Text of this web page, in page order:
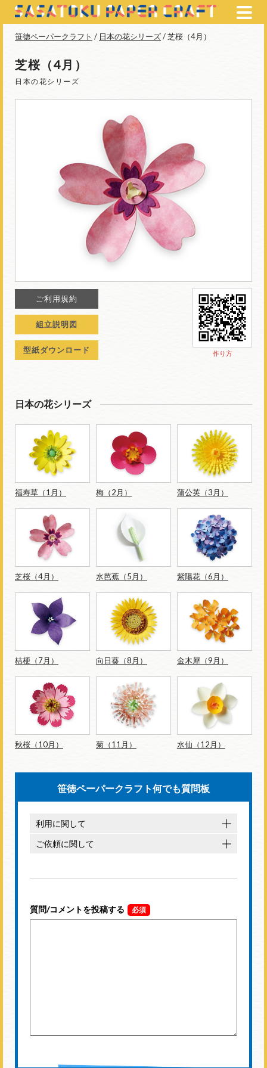
笹徳ペーパークラフト / 日本の花シリーズ/ 芝桜（4月）
芝桜（4月）
日本の花シリーズ
ご利用規約
組立説明図
型紙ダウンロード 作り方
日本の花シリーズ
福寿草（1月） 梅（2月） 蒲公英（3月）
芝桜（4月） 水芭蕉（5月） 紫陽花（6月）
桔梗（7月） 向日葵（8月） 金木犀（9月）
秋桜（10月） 菊（11月） 水仙（12月）